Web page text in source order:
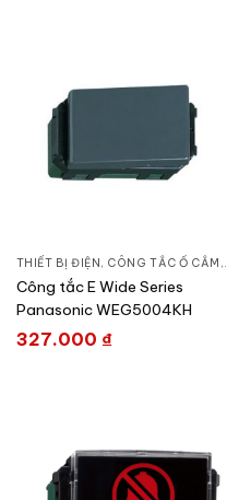
THIẾT BỊ ĐIỆN, CÔNG TẮC Ổ CẮM ,
Công tắc E Wide Series
Panasonic WEG5004KH
327.000 ₫